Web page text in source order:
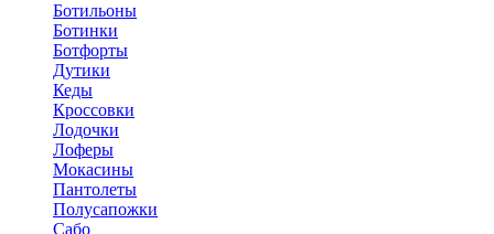
Ботильоны
Ботинки
Ботфорты
Дутики
Кеды
Кроссовки
Лодочки
Лоферы
Мокасины
Пантолеты
Полусапожки
Сабо